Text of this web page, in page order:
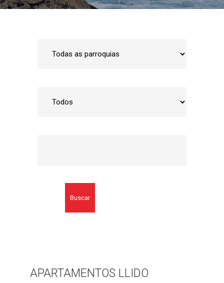
Buscar
APARTAMENTOS LLIDO